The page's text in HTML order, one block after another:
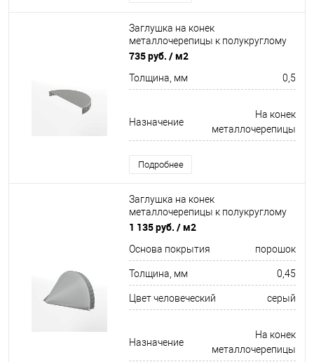
Заглушка на конек
металлочерепицы к полукруглому
коньку торцевая для кровли
735 руб. / м2
Толщина, мм 0,5
Назначение
На конек
металлочерепицы
Подробнее
Заглушка на конек
металлочерепицы к полукруглому
коньку конусная для кровли
покрытием 0,45x301мм RAL 9006
1 135 руб. / м2
Основа покрытия порошок
Толщина, мм 0,45
Цвет человеческий серый
Назначение
На конек
металлочерепицы